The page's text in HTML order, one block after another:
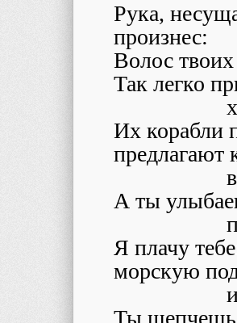
Рука,
произнес:
Волос
Так легко
Их корабли
предлагают
А ты
Я плачу
морскую
Ты шепчешь: